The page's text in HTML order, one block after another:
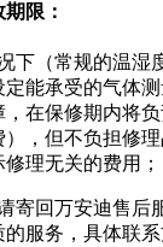
限：
下（常规的温湿
能承受的气体
在保修期内将
，但不负担修理
理无关的费用；
寄回万安迪售后
服务，具体联